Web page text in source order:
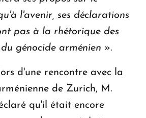
l'avenir, ses déclarations
pas à la rhétorique des
génocide arménien ».
d'une rencontre avec la
de Zurich, M.
qu'il était encore